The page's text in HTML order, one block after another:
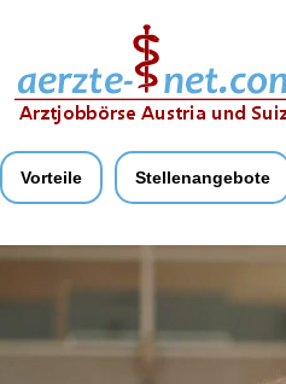
Vorteile Stellenangebote